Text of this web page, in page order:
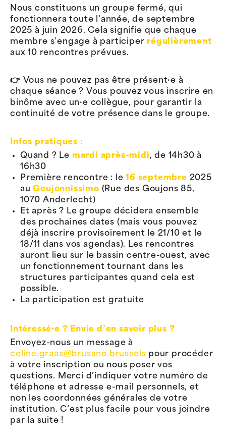
Nous constituons un groupe fermé, qui
fonctionnera toute l’année, de septembre
2025 à juin 2026. Cela signifie que chaque
membre s’engage à participer régulièrement
aux 10 rencontres prévues.
👉 Vous ne pouvez pas être présent·e à
chaque séance ? Vous pouvez vous inscrire en
binôme avec un·e collègue, pour garantir la
continuité de votre présence dans le groupe.
Infos pratiques :
Quand ? Le mardi après-midi, de 14h30 à
16h30
Première rencontre : le16 septembre 2025
auGoujonnissimo (Rue des Goujons 85,
1070 Anderlecht)
Et après ? Le groupe décidera ensemble
des prochaines dates (mais vous pouvez
déjà inscrire provisoirement le 21/10 et le
18/11 dans vos agendas). Les rencontres
auront lieu sur le bassin centre-ouest, avec
un fonctionnement tournant dans les
structures participantes quand cela est
possible.
La participation est gratuite
Intéressé·e ? Envie d’en savoir plus ?
Envoyez-nous un message à
celine.graas@brusano.brussels pour procéder
à votre inscription ou nous poser vos
questions. Merci d’indiquer votre numéro de
téléphone et adresse e-mail personnels, et
non les coordonnées générales de votre
institution. C’est plus facile pour vous joindre
par la suite !